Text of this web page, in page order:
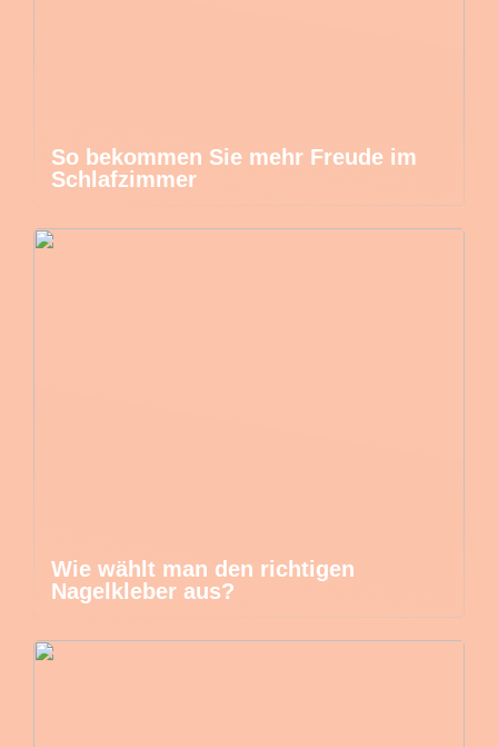
So bekommen Sie mehr Freude im
Schlafzimmer
Wie wählt man den richtigen
Nagelkleber aus?